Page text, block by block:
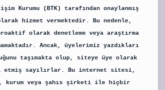
Kurumu (BTK) tarafından onaylanmış
hizmet vermektedir. Bu nedenle,
olarak denetleme veya araştırma
Ancak, üyelerimiz yazdıkları
taşımakta olup, siteye üye olarak
etmiş sayılırlar. Bu internet sitesi,
kurum veya şahıs şirketi ile hiçbir